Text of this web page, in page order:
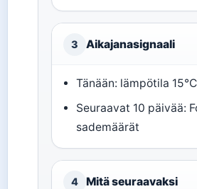
3 Aikajanasignaali
Tänään: lämpötila
Seuraavat 10 päivää:
sademäärät
4 Mitä seuraavaksi